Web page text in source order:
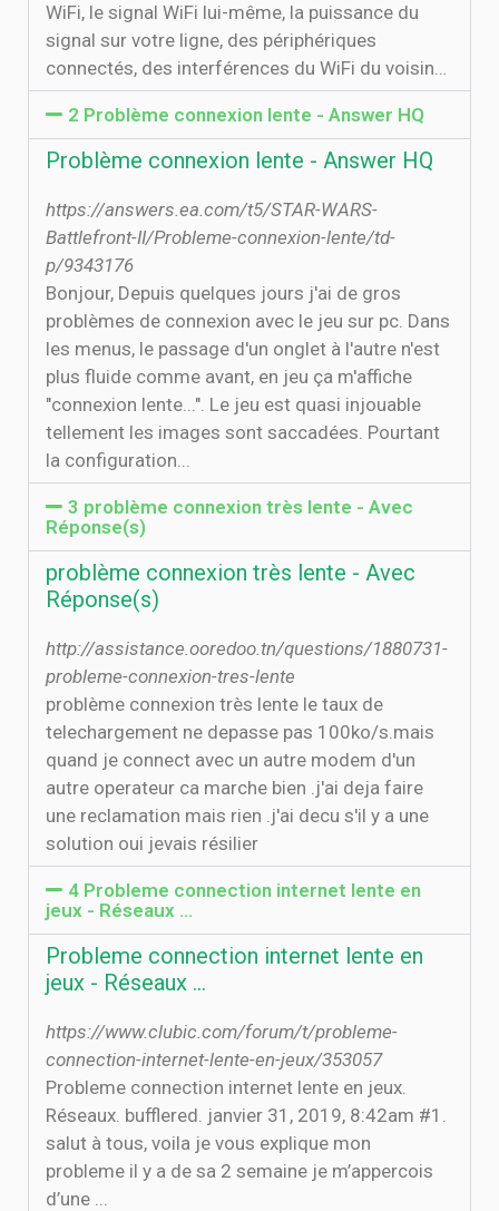
WiFi, le signal WiFi lui-même, la puissance du
signal sur votre ligne, des périphériques
connectés, des interférences du WiFi du voisin…
2 Problème connexion lente - Answer HQ
Problème connexion lente - Answer HQ
https://answers.ea.com/t5/STAR-WARS-
Battlefront-II/Probleme-connexion-lente/td-
p/9343176
Bonjour, Depuis quelques jours j'ai de gros
problèmes de connexion avec le jeu sur pc. Dans
les menus, le passage d'un onglet à l'autre n'est
plus fluide comme avant, en jeu ça m'affiche
"connexion lente...". Le jeu est quasi injouable
tellement les images sont saccadées. Pourtant
la configuration...
3 problème connexion très lente - Avec
Réponse(s)
problème connexion très lente - Avec
Réponse(s)
http://assistance.ooredoo.tn/questions/1880731-
probleme-connexion-tres-lente
problème connexion très lente le taux de
telechargement ne depasse pas 100ko/s.mais
quand je connect avec un autre modem d'un
autre operateur ca marche bien .j'ai deja faire
une reclamation mais rien .j'ai decu s'il y a une
solution oui jevais résilier
4 Probleme connection internet lente en
jeux - Réseaux ...
Probleme connection internet lente en
jeux - Réseaux ...
https://www.clubic.com/forum/t/probleme-
connection-internet-lente-en-jeux/353057
Probleme connection internet lente en jeux.
Réseaux. bufflered. janvier 31, 2019, 8:42am #1.
salut à tous, voila je vous explique mon
probleme il y a de sa 2 semaine je m’appercois
d’une ...